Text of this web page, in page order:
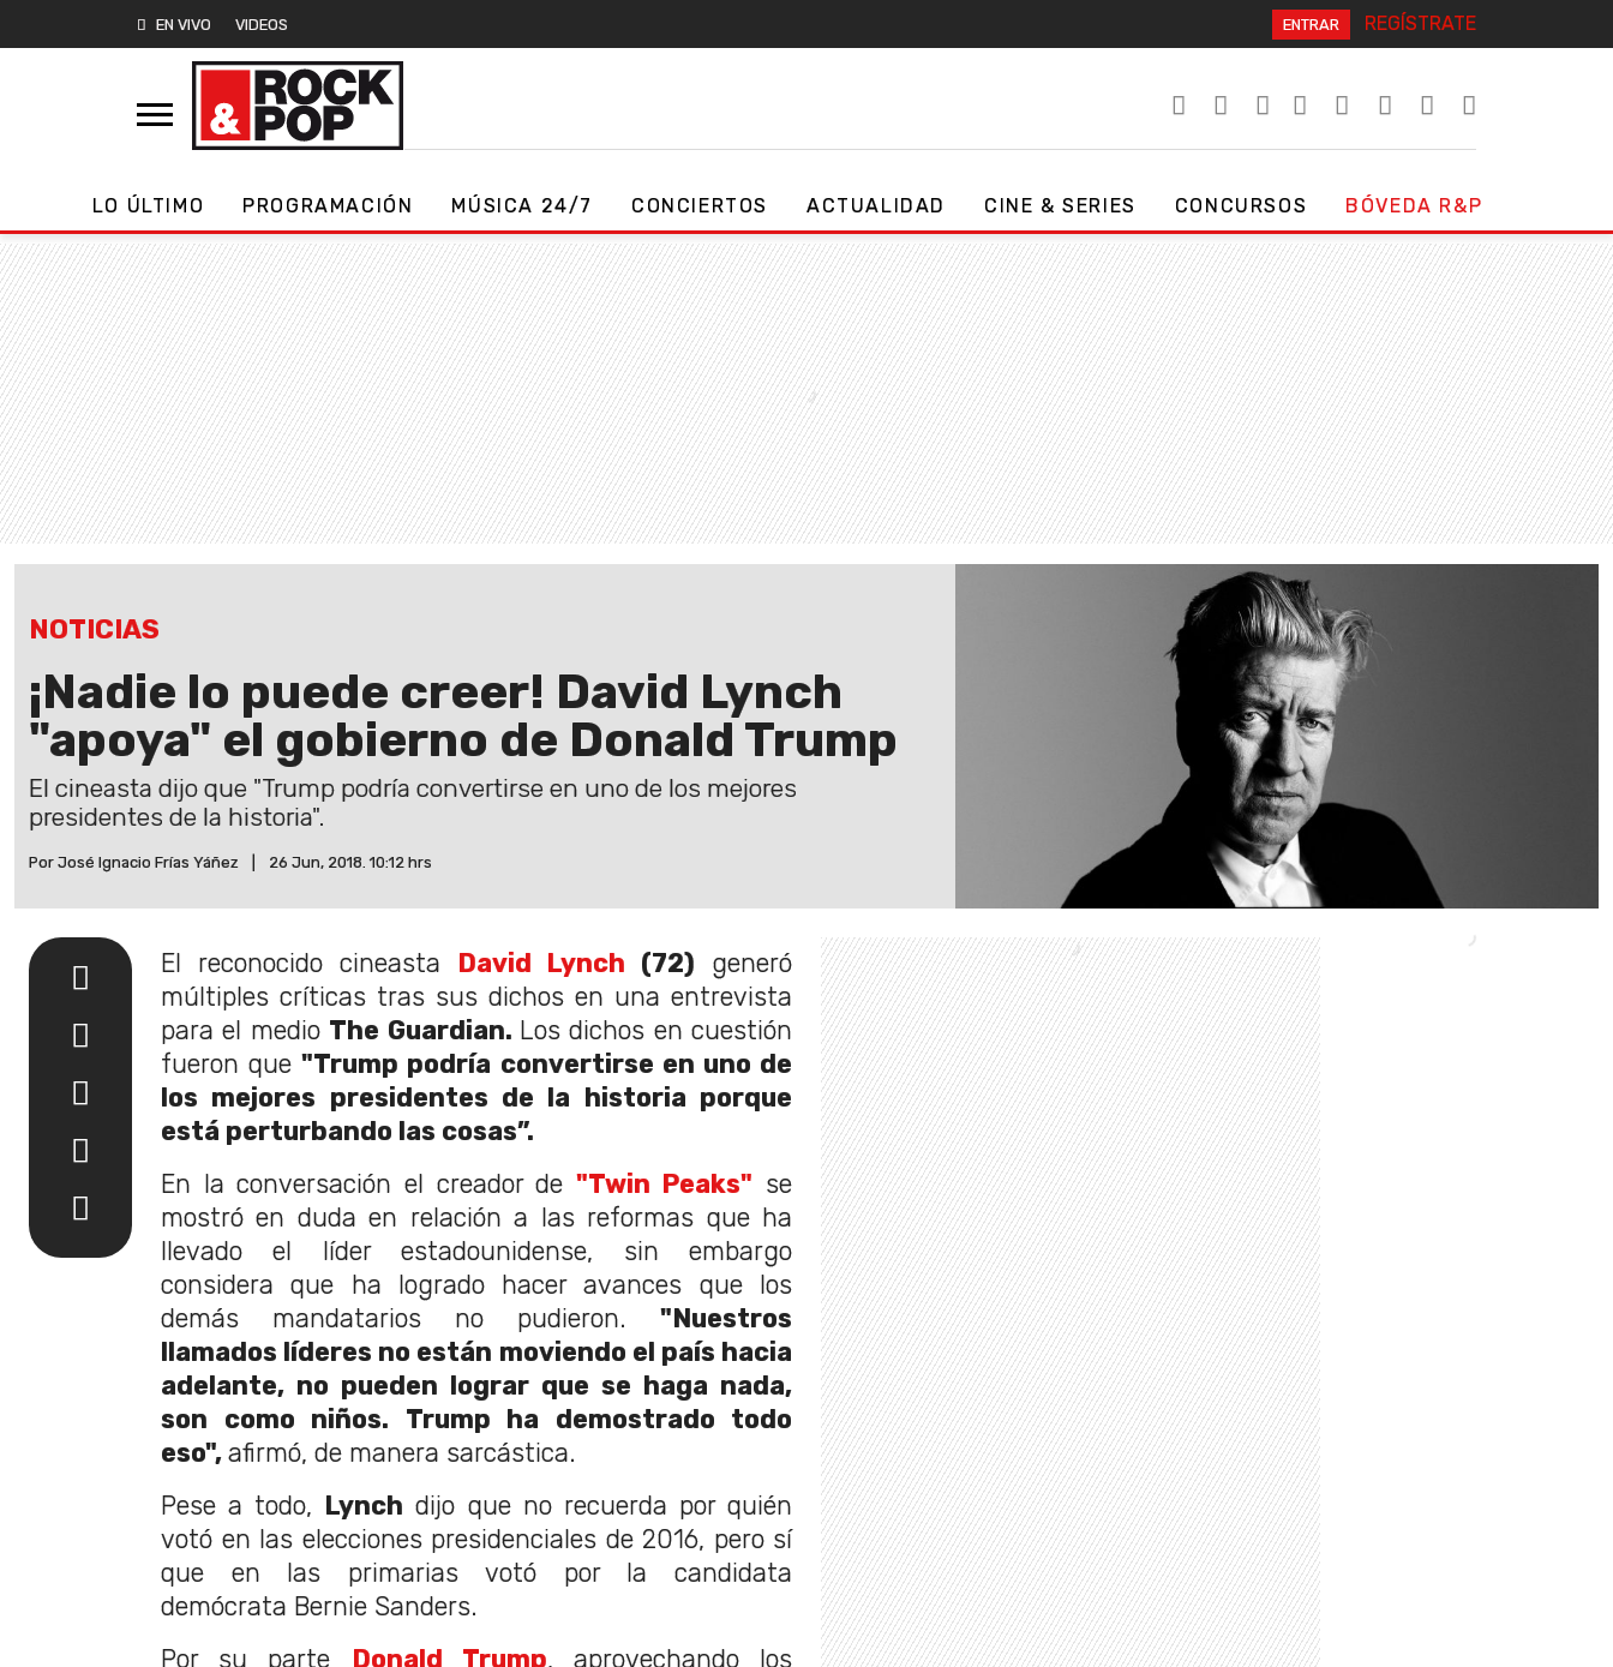
EN VIVO VIDEOS ENTRAR REGÍSTRATE
LO ÚLTIMO PROGRAMACIÓN MÚSICA 24/7 CONCIERTOS ACTUALIDAD CINE & SERIES CONCURSOS BÓVEDA R&P
NOTICIAS
¡Nadie lo puede creer! David Lynch
"apoya" el gobierno de Donald Trump
El cineasta dijo que "Trump podría convertirse en uno de los mejores
presidentes de la historia".
Por José Ignacio Frías Yáñez 26 Jun, 2018. 10:12 hrs
El reconocido cineasta David Lynch (72) generó
múltiples críticas tras sus dichos en una entrevista
para el medio The Guardian. Los dichos en cuestión
fueron que"Trump podría convertirse en uno de
los mejores presidentes de la historia porque
está perturbando las cosas”.
En la conversación el creador de "Twin Peaks" se
mostró en duda en relación a las reformas que ha
llevado el líder estadounidense, sin embargo
considera que ha logrado hacer avances que los
demás mandatarios no pudieron. "Nuestros
llamados líderes no están moviendo el país hacia
adelante, no pueden lograr que se haga nada,
son como niños. Trump ha demostrado todo
eso", afirmó, de manera sarcástica.
Pese a todo, Lynch dijo que no recuerda por quién
votó en las elecciones presidenciales de 2016, pero sí
que en las primarias votó por la candidata
demócrata Bernie Sanders.
Por su parte Donald Trump, aprovechando los